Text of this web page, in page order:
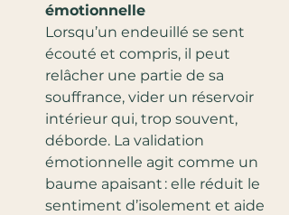
émotionnelle
Lorsqu’un endeuillé se sent
écouté et compris, il peut
relâcher une partie de sa
souffrance, vider un réservoir
intérieur qui, trop souvent,
déborde. La validation
émotionnelle agit comme un
baume apaisant : elle réduit le
sentiment d’isolement et aide